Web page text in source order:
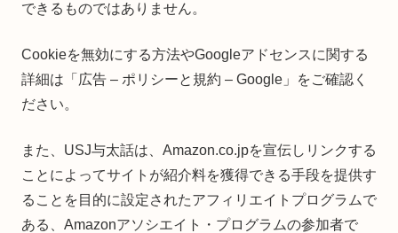
できるものではありません。
Cookieを無効にする方法やGoogleアドセンスに関する
詳細は「広告 – ポリシーと規約 – Google」をご確認く
ださい。
また、USJ与太話は、Amazon.co.jpを宣伝しリンクする
ことによってサイトが紹介料を獲得できる手段を提供す
ることを目的に設定されたアフィリエイトプログラムで
ある、Amazonアソシエイト・プログラムの参加者で